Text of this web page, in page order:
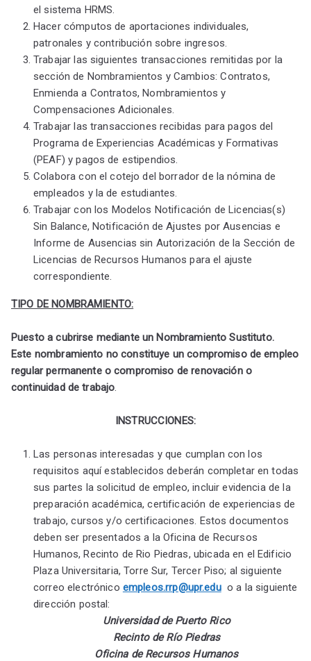
el sistema HRMS.
Hacer cómputos de aportaciones individuales,
patronales y contribución sobre ingresos.
Trabajar las siguientes transacciones remitidas por la
sección de Nombramientos y Cambios: Contratos,
Enmienda a Contratos, Nombramientos y
Compensaciones Adicionales.
Trabajar las transacciones recibidas para pagos del
Programa de Experiencias Académicas y Formativas
(PEAF) y pagos de estipendios.
Colabora con el cotejo del borrador de la nómina de
empleados y la de estudiantes.
Trabajar con los Modelos Notificación de Licencias(s)
Sin Balance, Notificación de Ajustes por Ausencias e
Informe de Ausencias sin Autorización de la Sección de
Licencias de Recursos Humanos para el ajuste
correspondiente.
TIPO DE NOMBRAMIENTO:
Puesto a cubrirse mediante un Nombramiento Sustituto.
Este nombramiento no constituye un compromiso de empleo
regular permanente o compromiso de renovación o
continuidad de trabajo.
INSTRUCCIONES:
Las personas interesadas y que cumplan con los
requisitos aquí establecidos deberán completar en todas
sus partes la solicitud de empleo, incluir evidencia de la
preparación académica, certificación de experiencias de
trabajo, cursos y/o certificaciones. Estos documentos
deben ser presentados a la Oficina de Recursos
Humanos, Recinto de Rio Piedras, ubicada en el Edificio
Plaza Universitaria, Torre Sur, Tercer Piso; al siguiente
correo electrónico empleos.rrp@upr.edu o a la siguiente
dirección postal:
Universidad de Puerto Rico
Recinto de Río Piedras
Oficina de Recursos Humanos